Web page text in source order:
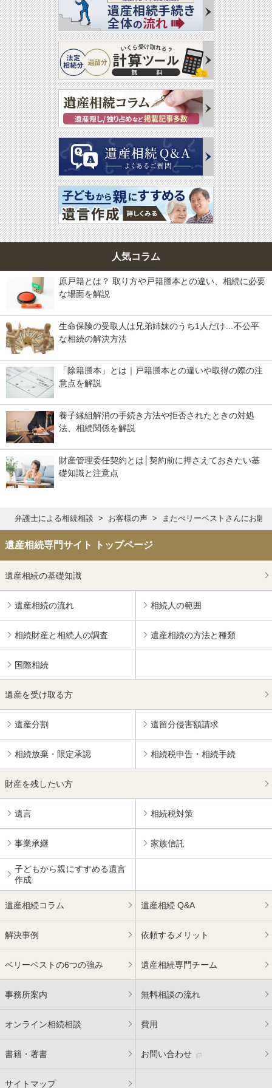
人気コラム
原戸籍とは？ 取り方や戸籍謄本との違い、相続に必要
な場面を解説
生命保険の受取人は兄弟姉妹のうち1人だけ…不公平
な相続の解決方法
「除籍謄本」とは｜戸籍謄本との違いや取得の際の注
意点を解説
養子縁組解消の手続き方法や拒否されたときの対処
法、相続関係を解説
財産管理委任契約とは│契約前に押さえておきたい基
礎知識と注意点
弁護士による相続相談 お客様の声 またべリーベストさんにお願
遺産相続専門サイト トップページ
遺産相続の基礎知識
遺産相続の流れ 相続人の範囲
相続財産と相続人の調査 遺産相続の方法と種類
国際相続
遺産を受け取る方
遺産分割 遺留分侵害額請求
相続放棄・限定承認 相続税申告・相続手続
財産を残したい方
遺言 相続税対策
事業承継 家族信託
子どもから親にすすめる遺言
作成
遺産相続コラム 遺産相続 Q&A
解決事例 依頼するメリット
ベリーベストの6つの強み 遺産相続専門チーム
事務所案内 無料相談の流れ
オンライン相続相談 費用
書籍・著書 お問い合わせ
サイトマップ